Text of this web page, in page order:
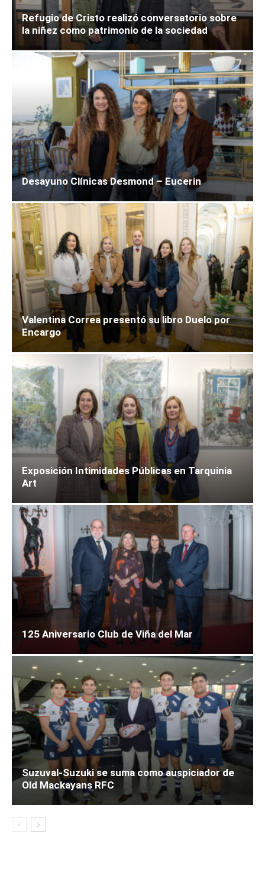
Refugio de Cristo realizó conversatorio sobre
la niñez como patrimonio de la sociedad
Desayuno Clínicas Desmond – Eucerin
Valentina Correa presentó su libro Duelo por
Encargo
Exposición Intimidades Públicas en Tarquinia
Art
125 Aniversario Club de Viña del Mar
Suzuval-Suzuki se suma como auspiciador de
Old Mackayans RFC